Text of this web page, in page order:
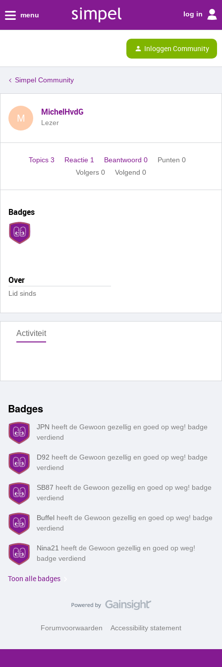
menu log in
Inloggen Community
Simpel Community
M
MichelHvdG
Lezer
Topics 3 Reactie 1 Beantwoord 0
Punten 0
Volgers 0 Volgend 0
Badges
Over
Lid sinds
Activiteit
Badges
JPN heeft de Gewoon gezellig en goed op weg! badge
verdiend
D92 heeft de Gewoon gezellig en goed op weg! badge
verdiend
SB87 heeft de Gewoon gezellig en goed op weg! badge
verdiend
Buffel heeft de Gewoon gezellig en goed op weg! badge
verdiend
Nina21 heeft de Gewoon gezellig en goed op weg!
badge verdiend
Toon alle badges
Forumvoorwaarden Accessibility statement